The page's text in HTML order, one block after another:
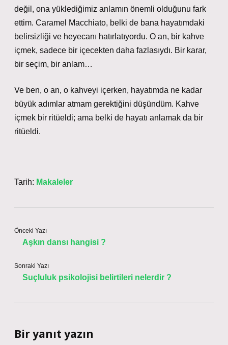
değil, ona yüklediğimiz anlamın önemli olduğunu fark
ettim. Caramel Macchiato, belki de bana hayatımdaki
belirsizliği ve heyecanı hatırlatıyordu. O an, bir kahve
içmek, sadece bir içecekten daha fazlasıydı. Bir karar,
bir seçim, bir anlam…
Ve ben, o an, o kahveyi içerken, hayatımda ne kadar
büyük adımlar atmam gerektiğini düşündüm. Kahve
içmek bir ritüeldi; ama belki de hayatı anlamak da bir
ritüeldi.
Tarih: Makaleler
Önceki Yazı
Aşkın dansı hangisi ?
Sonraki Yazı
Suçluluk psikolojisi belirtileri nelerdir ?
Bir yanıt yazın